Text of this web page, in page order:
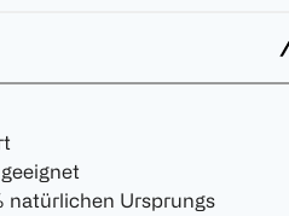
natürlichen Ursprungs